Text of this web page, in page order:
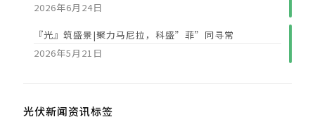
2026年6月24日
『光』筑盛景|聚力马尼拉，科盛”菲”同寻常
2026年5月21日
光伏新闻资讯标签